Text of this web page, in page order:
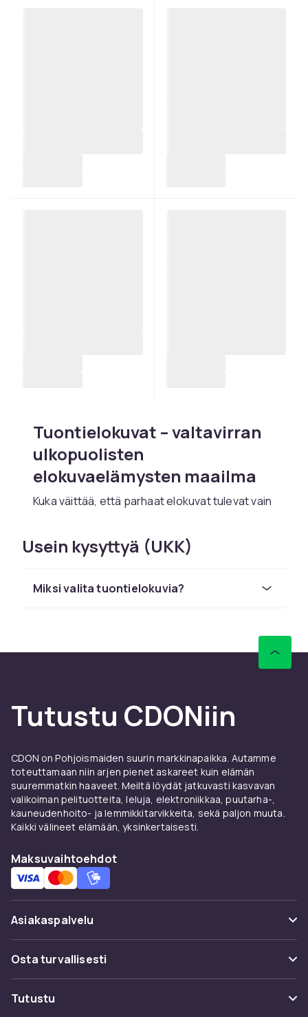
Tuontielokuvat – valtavirran
ulkopuolisten
elokuvaelämysten maailma
Kuka väittää, että parhaat elokuvat tulevat vain
elokuvantekoa kaikkialta maailmasta. Etsitpä
draamoja, eteläkorealaisia ​​trillereitä tai
ainutlaatuisilla visuaalisilla tyyleillä ja
tarinankerrontatekniikoilla, jotka eroavat
mahdollisuuden kokea elokuvia, joita ei ehkä
koskaan näytetä Ruotsin elokuvateattereissa
tai suoratoistopalveluissa. Alkuperäisen kielen
ja kulttuurisen ankkuroinnin ansiosta jokainen
elokuva on matka toiseen maailmankolkkaan.
maista ja genreistä, joten löydät helposti uusia
elokuvaelämyksiä tutkittavaksi. Etsitpä sitten
kulttiklassikoita, kriitikoiden ylistämiä draamoja
jotain jännittävää löydettävää.
Laaja valikoima genrejä ja tyylejä
Piditpä sitten toiminnantäyteisistä Hongkongin
elokuvista, mukaansatempaavista italialaisista
Usein kysyttyä (UKK)
Miksi valita tuontielokuvia?
Tutustu CDONiin
CDON on Pohjoismaiden suurin markkinapaikka. Autamme
toteuttamaan niin arjen pienet askareet kuin elämän
suuremmatkin haaveet. Meiltä löydät jatkuvasti kasvavan
valikoiman pelituotteita, leluja, elektroniikkaa, puutarha-,
kauneudenhoito- ja lemmikkitarvikkeita, sekä paljon muuta.
Kaikki välineet elämään, yksinkertaisesti.
Maksuvaihtoehdot
Asiakaspalvelu
Usein kysyttyä (UKK)
Seuraa pakettia
Osta turvallisesti
Maksuvaihtoehdot
Tutustu